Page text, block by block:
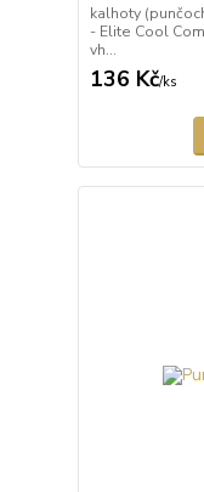
kalhoty
- Elite Cool
vh...
136 Kč/ks